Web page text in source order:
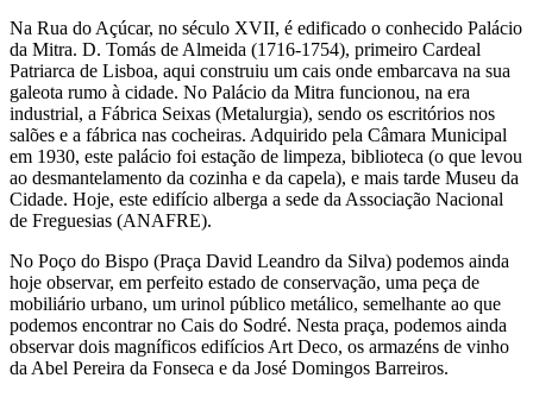
Na Rua do Açúcar, no século XVII, é edificado o conhecido Palácio
da Mitra. D. Tomás de Almeida (1716-1754), primeiro Cardeal
Patriarca de Lisboa, aqui construiu um cais onde embarcava na sua
galeota rumo à cidade. No Palácio da Mitra funcionou, na era
industrial, a Fábrica Seixas (Metalurgia), sendo os escritórios nos
salões e a fábrica nas cocheiras. Adquirido pela Câmara Municipal
em 1930, este palácio foi estação de limpeza, biblioteca (o que levou
ao desmantelamento da cozinha e da capela), e mais tarde Museu da
Cidade. Hoje, este edifício alberga a sede da Associação Nacional
de Freguesias (ANAFRE).
No Poço do Bispo (Praça David Leandro da Silva) podemos ainda
hoje observar, em perfeito estado de conservação, uma peça de
mobiliário urbano, um urinol público metálico, semelhante ao que
podemos encontrar no Cais do Sodré. Nesta praça, podemos ainda
observar dois magníficos edifícios Art Deco, os armazéns de vinho
da Abel Pereira da Fonseca e da José Domingos Barreiros.